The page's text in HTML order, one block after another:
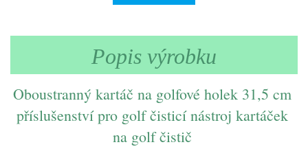
Popis výrobku
Oboustranný kartáč na golfové holek 31,5 cm
příslušenství pro golf čisticí nástroj kartáček
na golf čistič